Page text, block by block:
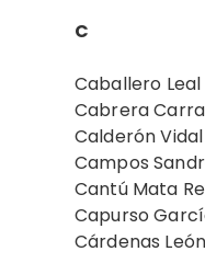
C
Caballero Leal
Cabrera
Calderón
Campos
Cantú Mata
Capurso
Cárdenas